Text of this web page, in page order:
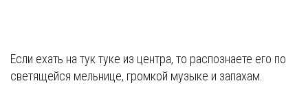
Если ехать на тук туке из центра, то распознаете его по
светящейся мельнице, громкой музыке и запахам.